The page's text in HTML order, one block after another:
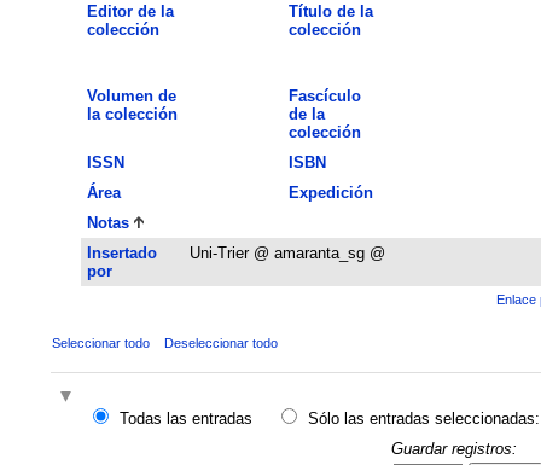
Editor de la
colección
Título de la
colección
Volumen de
la colección
Fascículo
de la
colección
ISSN
ISBN
Área
Expedición
Notas
Insertado
por
Uni-Trier @ amaranta_sg @
Enlace
Seleccionar todo Deseleccionar todo
Todas las entradas
Sólo las entradas seleccionadas:
Guardar registros: